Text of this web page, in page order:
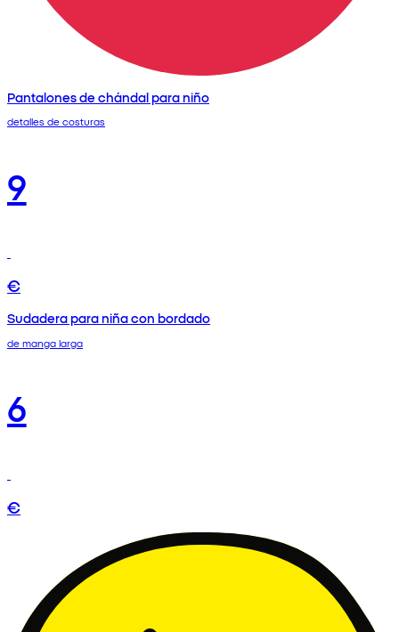
Pantalones de chándal para niño
detalles de costuras
9
€
Sudadera para niña con bordado
de manga larga
6
€